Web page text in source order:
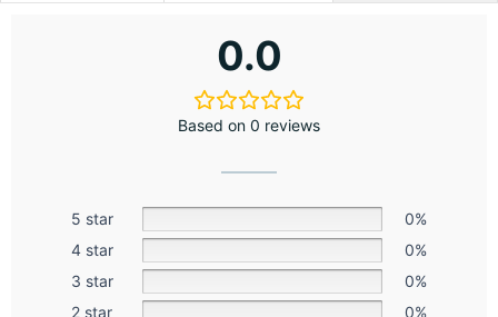
0.0
Based on 0 reviews
5 star
0%
4 star
0%
3 star
0%
2 star
0%